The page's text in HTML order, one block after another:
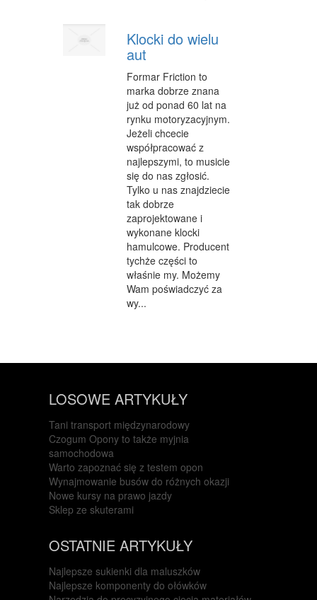
Klocki do wielu
aut
Formar Friction to
marka dobrze znana
już od ponad 60 lat na
rynku motoryzacyjnym.
Jeżeli chcecie
współpracować z
najlepszymi, to musicie
się do nas zgłosić.
Tylko u nas znajdziecie
tak dobrze
zaprojektowane i
wykonane klocki
hamulcowe. Producent
tychże części to
właśnie my. Możemy
Wam poświadczyć za
wy...
LOSOWE ARTYKUŁY
Tani transport międzynarodowy
Czogum Opony to także myjnia
samochodowa
Warto zapoznać się z testem opon
Wynajmowanie busów do różnych okazji
Nowe kursy na prawo jazdy
Sklep ze skuterami
OSTATNIE ARTYKUŁY
Najlepsze sukienki dla maluszków
Najlepsze komponenty do ołówków